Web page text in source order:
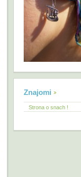
Znajomi
Strona o snach !